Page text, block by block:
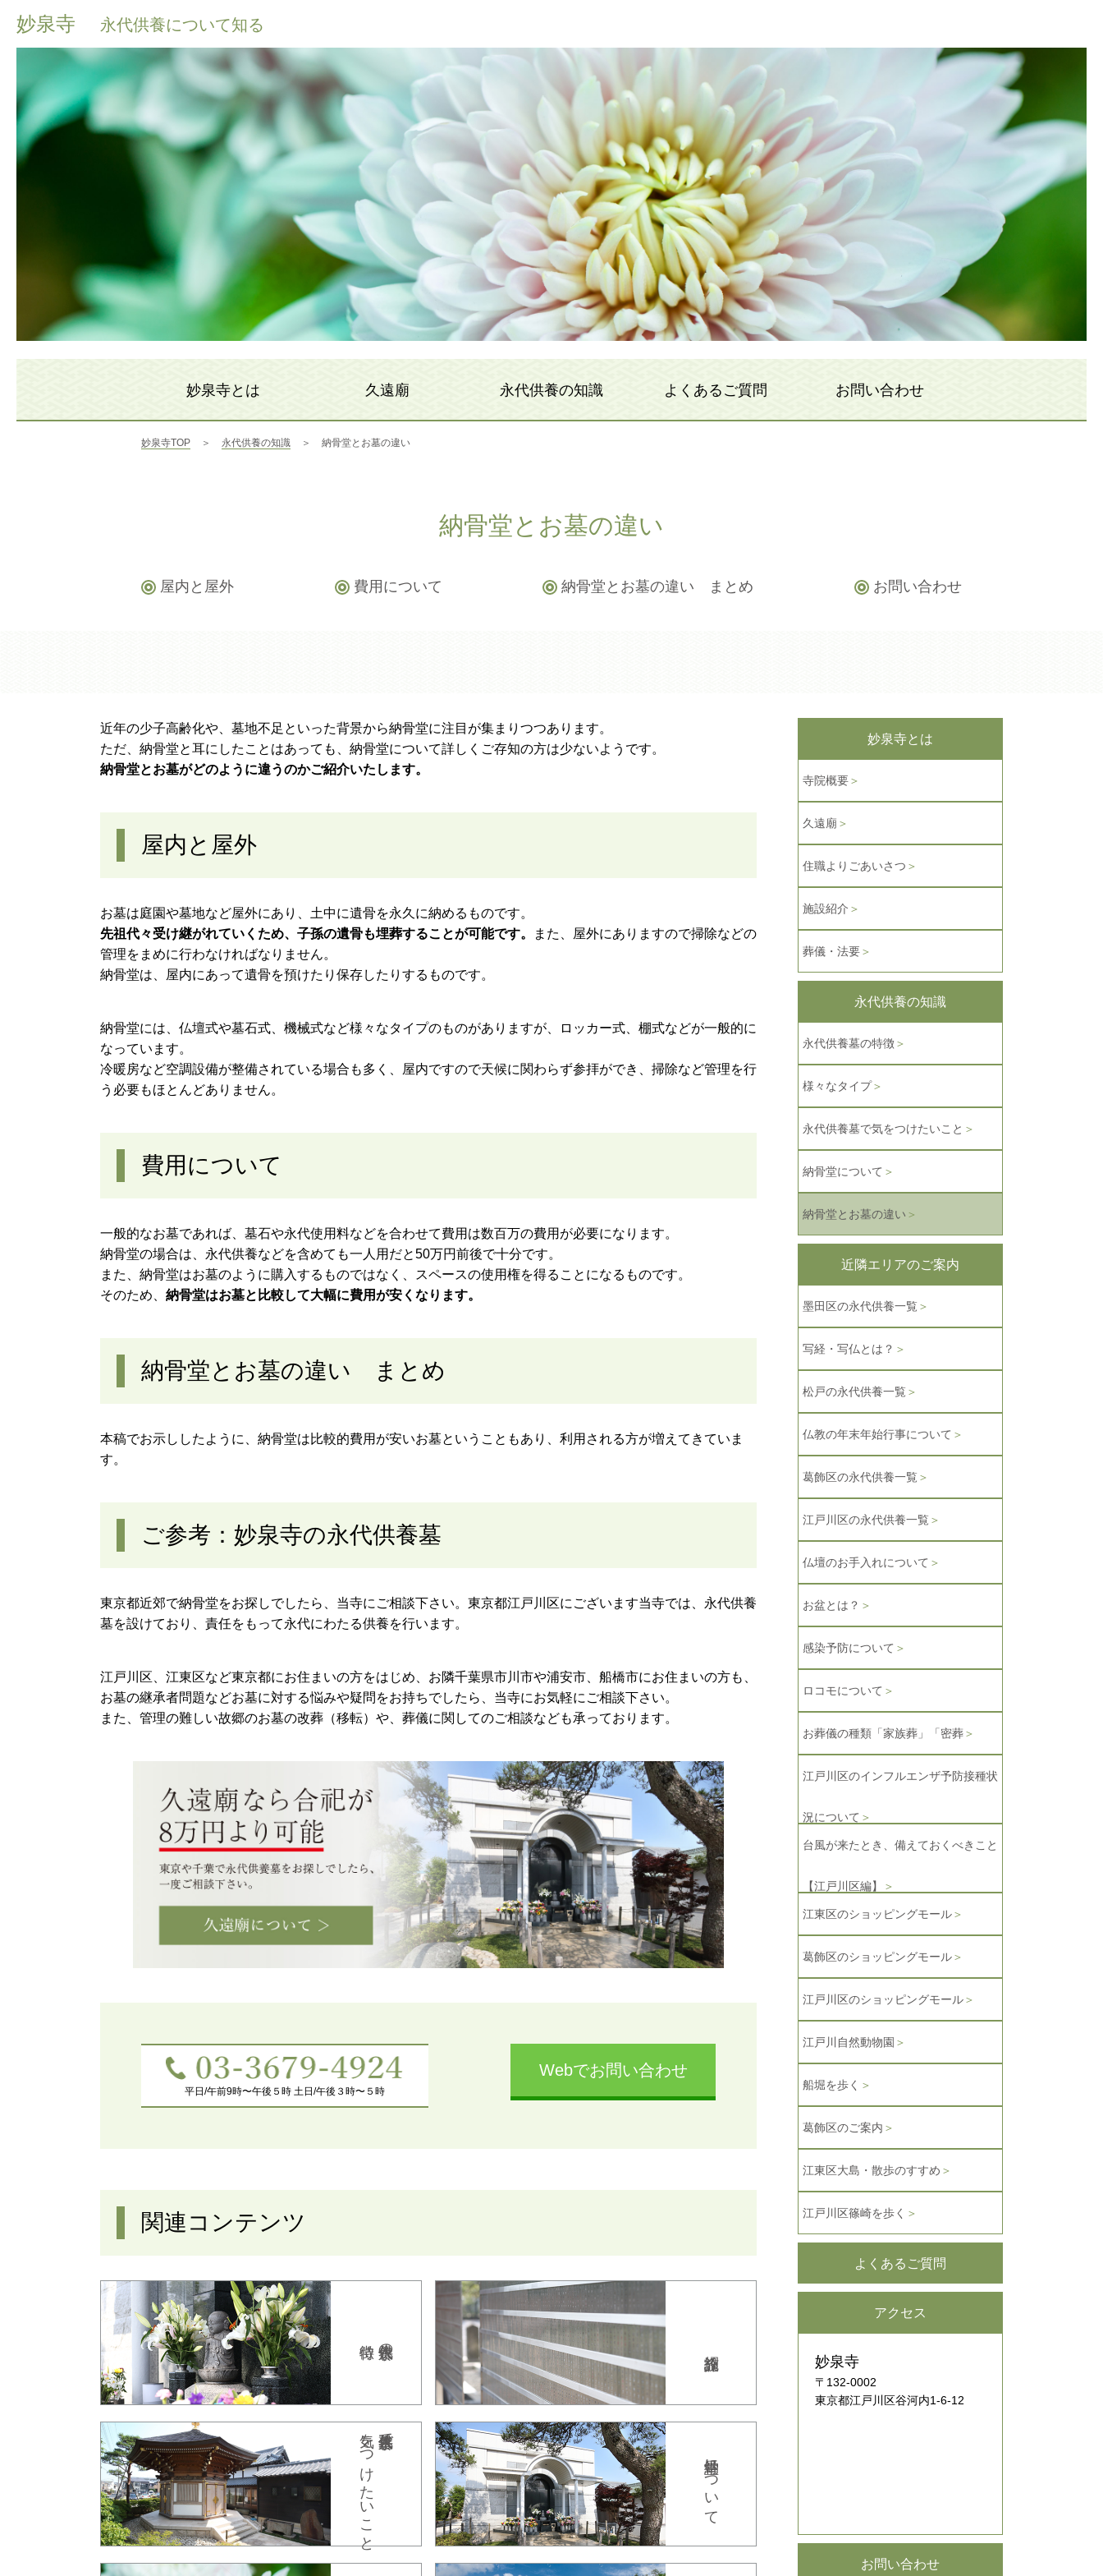
妙泉寺 永代供養について知る
妙泉寺とは 久遠廟 永代供養の知識 よくあるご質問 お問い合わせ
妙泉寺TOP ＞ 永代供養の知識 ＞ 納骨堂とお墓の違い
納骨堂とお墓の違い
屋内と屋外 費用について 納骨堂とお墓の違い まとめ お問い合わせ
近年の少子高齢化や、墓地不足といった背景から納骨堂に注目が集まりつつあります。
ただ、納骨堂と耳にしたことはあっても、納骨堂について詳しくご存知の方は少ないようです。
納骨堂とお墓がどのように違うのかご紹介いたします。
屋内と屋外
お墓は庭園や墓地など屋外にあり、土中に遺骨を永久に納めるものです。
先祖代々受け継がれていくため、子孫の遺骨も埋葬することが可能です。
また、屋外にありますので掃除などの
管理をまめに行わなければなりません。
納骨堂は、屋内にあって遺骨を預けたり保存したりするものです。
納骨堂には、仏壇式や墓石式、機械式など様々なタイプのものがありますが、ロッカー式、棚式などが一般的に
なっています。
冷暖房など空調設備が整備されている場合も多く、屋内ですので天候に関わらず参拝ができ、掃除など管理を行
う必要もほとんどありません。
費用について
一般的なお墓であれば、墓石や永代使用料などを合わせて費用は数百万の費用が必要になります。
納骨堂の場合は、永代供養などを含めても一人用だと50万円前後で十分です。
また、納骨堂はお墓のように購入するものではなく、スペースの使用権を得ることになるものです。
そのため、 納骨堂はお墓と比較して大幅に費用が安くなります。
納骨堂とお墓の違い まとめ
本稿でお示ししたように、納骨堂は比較的費用が安いお墓ということもあり、利用される方が増えてきていま
す。
ご参考：妙泉寺の永代供養墓
東京都近郊で納骨堂をお探しでしたら、当寺にご相談下さい。東京都江戸川区にございます当寺では、永代供養
墓を設けており、責任をもって永代にわたる供養を行います。
江戸川区、江東区など東京都にお住まいの方をはじめ、お隣千葉県市川市や浦安市、船橋市にお住まいの方も、
お墓の継承者問題などお墓に対する悩みや疑問をお持ちでしたら、当寺にお気軽にご相談下さい。
また、管理の難しい故郷のお墓の改葬（移転）や、葬儀に関してのご相談なども承っております。
平日/午前9時〜午後５時 土日/午後３時〜５時
Webでお問い合わせ
関連コンテンツ
永代供養の
永代供養墓で
気をつけたいこと 納骨堂について
妙泉寺とは
寺院概要＞
久遠廟 ＞
住職よりごあいさつ ＞
施設紹介 ＞
葬儀・法要＞
永代供養の知識
永代供養墓の特徴＞
様々なタイプ＞
永代供養墓で気をつけたいこと ＞
納骨堂について ＞
納骨堂とお墓の違い ＞
近隣エリアのご案内
墨田区の永代供養一覧 ＞
写経・写仏とは？ ＞
松戸の永代供養一覧 ＞
仏教の年末年始行事について ＞
葛飾区の永代供養一覧 ＞
江戸川区の永代供養一覧 ＞
仏壇のお手入れについて ＞
お盆とは？ ＞
感染予防について ＞
ロコモについて ＞
お葬儀の種類「家族葬」「密葬＞
江戸川区のインフルエンザ予防接種状
況について ＞
台風が来たとき、備えておくべきこと
【江戸川区編】 ＞
江東区のショッピングモール＞
葛飾区のショッピングモール＞
江戸川区のショッピングモール＞
江戸川自然動物園 ＞
船堀を歩く ＞
葛飾区のご案内 ＞
江東区大島・散歩のすすめ ＞
江戸川区篠崎を歩く ＞
よくあるご質問
アクセス
妙泉寺
〒132-0002
東京都江戸川区谷河内1-6-12
お問い合わせ